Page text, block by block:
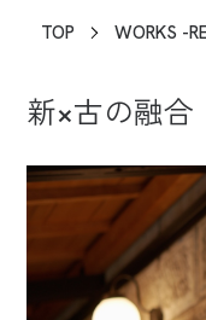
TOP WORKS -
新×古の融